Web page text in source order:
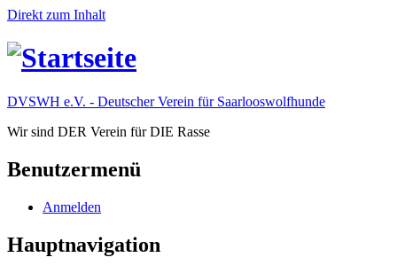
Direkt zum Inhalt
DVSWH e.V. - Deutscher Verein für Saarlooswolfhunde
Wir sind DER Verein für DIE Rasse
Benutzermenü
Anmelden
Hauptnavigation